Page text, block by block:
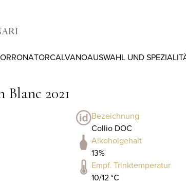
TORCALVANOAUSWAHL UND
2021
Bezeichnung
Collio DOC
Alkoholgehalt
13%
Empf. Trinktemperatur
10/12 °C